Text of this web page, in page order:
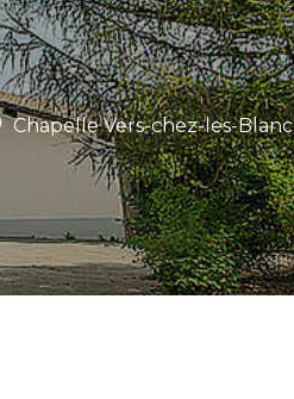
Chapelle Vers-chez-les-Blanc